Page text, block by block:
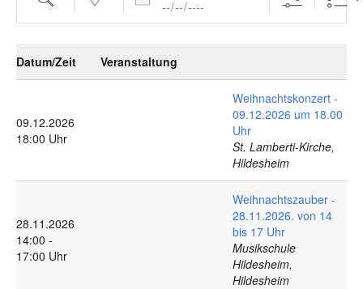
Datum/Zeit Veranstaltung
09.12.2026
18:00 Uhr
Weihnachtskonzert -
09.12.2026 um 18.00
Uhr
St. Lamberti-Kirche,
Hildesheim
28.11.2026
14:00 -
17:00 Uhr
Weihnachtszauber -
28.11.2026. von 14
bis 17 Uhr
Musikschule
Hildesheim,
Hildesheim